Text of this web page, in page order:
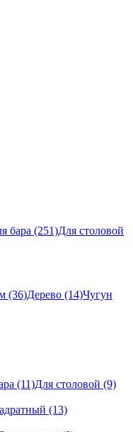
бара (251)Для столовой
(36)Дерево (14)Чугун
(11)Для столовой (9)
(13)